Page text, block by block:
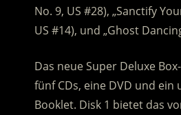
No. 9, US #28), „Sanctify
US #14), und „Ghost
Das neue Super Deluxe
fünf CDs, eine DVD und ein
Booklet. Disk 1 bietet das